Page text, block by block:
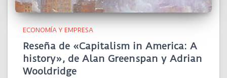
ECONOMÍA Y EMPRESA
Reseña de «Capitalism in America: A
history», de Alan Greenspan y Adrian
Wooldridge